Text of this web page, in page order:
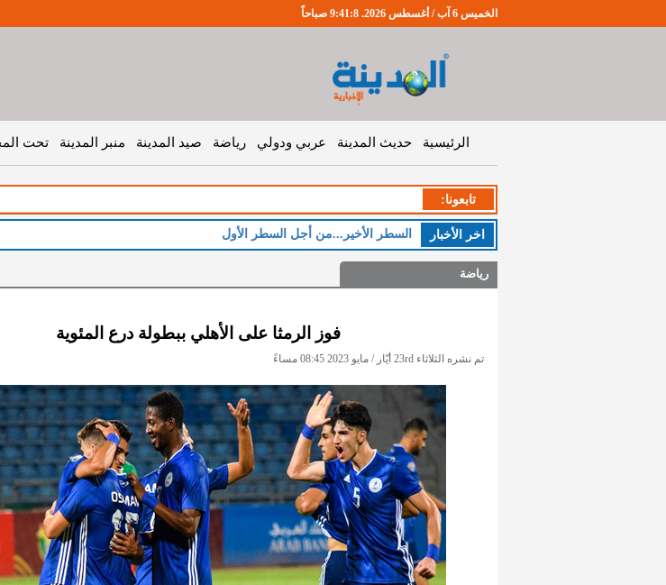
الخميس 6 آب / أغسطس 2026. 9:41:8 صباحاً
الرئيسية حديث المدينة عربي ودولي رياضة صيد المدينة منبر المدينة تحت
تابعونا:
اخر اﻷخبار السطر الأخير...من أجل السطر الأول
رياضة
فوز الرمثا على الأهلي ببطولة درع المئوية
تم نشره الثلاثاء 23rd أيّار / مايو 2023 08:45 مساءً